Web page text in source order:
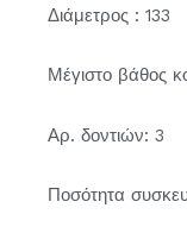
Διάμετρος : 133
Μέγιστο βάθος
Αρ. δοντιών: 3
Ποσότητα